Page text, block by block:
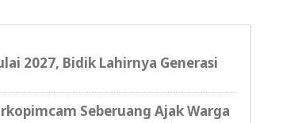
2027, Bidik Lahirnya Generasi
Seberuang Ajak Warga